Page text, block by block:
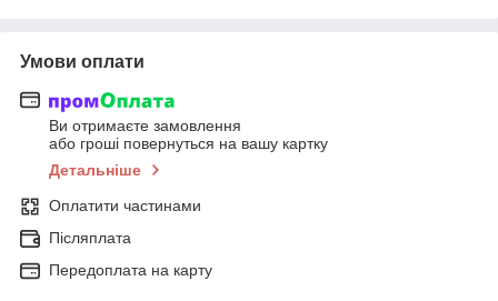
Умови оплати
Ви отримаєте замовлення
або гроші повернуться на вашу картку
Детальніше
Оплатити частинами
Післяплата
Передоплата на карту